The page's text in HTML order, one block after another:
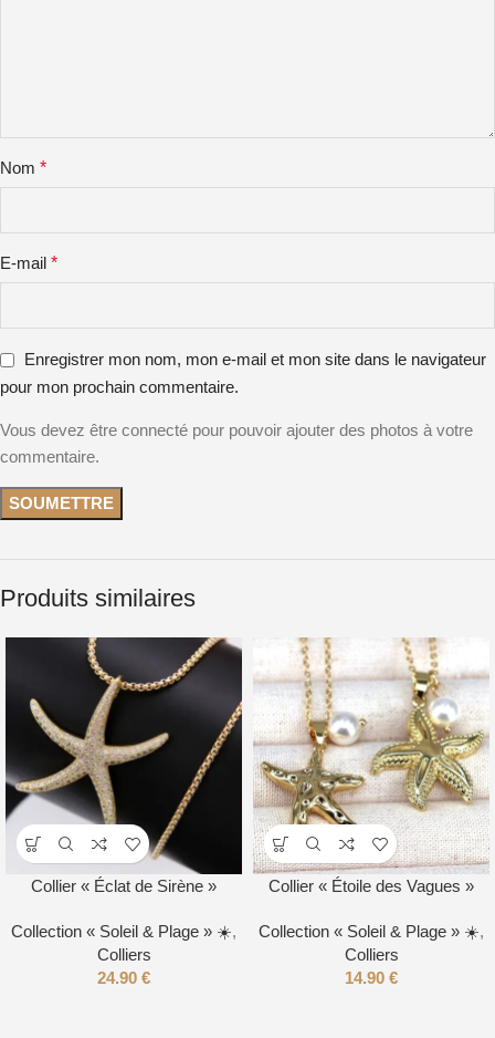
Nom *
E-mail *
Enregistrer mon nom, mon e-mail et mon site dans le navigateur
pour mon prochain commentaire.
Vous devez être connecté pour pouvoir ajouter des photos à votre
commentaire.
Produits similaires
Collier « Éclat de Sirène »
Collection « Soleil & Plage » ☀️,
Colliers
24.90 €
Collier « Étoile des Vagues »
Collection « Soleil & Plage » ☀️,
Colliers
14.90 €